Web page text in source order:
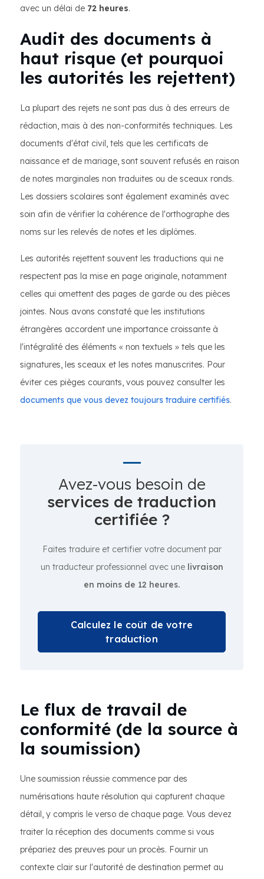
avec un délai de 72 heures.
Audit des documents à
haut risque (et pourquoi
les autorités les rejettent)
La plupart des rejets ne sont pas dus à des erreurs de
rédaction, mais à des non-conformités techniques. Les
documents d'état civil, tels que les certificats de
naissance et de mariage, sont souvent refusés en raison
de notes marginales non traduites ou de sceaux ronds.
Les dossiers scolaires sont également examinés avec
soin afin de vérifier la cohérence de l'orthographe des
noms sur les relevés de notes et les diplômes.
Les autorités rejettent souvent les traductions qui ne
respectent pas la mise en page originale, notamment
celles qui omettent des pages de garde ou des pièces
jointes. Nous avons constaté que les institutions
étrangères accordent une importance croissante à
l'intégralité des éléments « non textuels » tels que les
signatures, les sceaux et les notes manuscrites. Pour
éviter ces pièges courants, vous pouvez consulter les
documents que vous devez toujours traduire certifiés.
Avez-vous besoin de
services de traduction
certifiée ?
Faites traduire et certifier votre document par
un traducteur professionnel avec une livraison
en moins de 12 heures.
Calculez le coût de votre
traduction
Le flux de travail de
conformité (de la source à
la soumission)
Une soumission réussie commence par des
numérisations haute résolution qui capturent chaque
détail, y compris le verso de chaque page. Vous devez
traiter la réception des documents comme si vous
prépariez des preuves pour un procès. Fournir un
contexte clair sur l'autorité de destination permet au